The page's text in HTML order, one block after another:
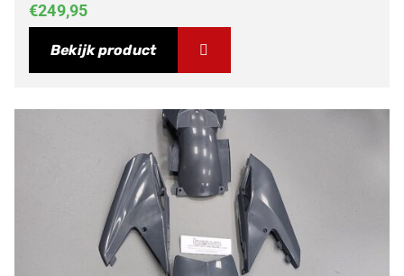
€249,95
Bekijk product